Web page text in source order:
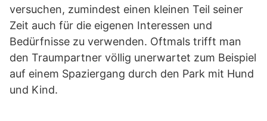
versuchen, zumindest einen kleinen Teil seiner
Zeit auch für die eigenen Interessen und
Bedürfnisse zu verwenden. Oftmals trifft man
den Traumpartner völlig unerwartet zum Beispiel
auf einem Spaziergang durch den Park mit Hund
und Kind.